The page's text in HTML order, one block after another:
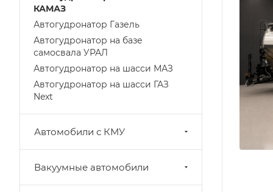
КАМАЗ
Автогудронатор Газель
Автогудронатор на базе
самосвала УРАЛ
Автогудронатор на шасси МАЗ
Автогудронатор на шасси ГАЗ
Next
Автомобили с КМУ
Вакуумные автомобили